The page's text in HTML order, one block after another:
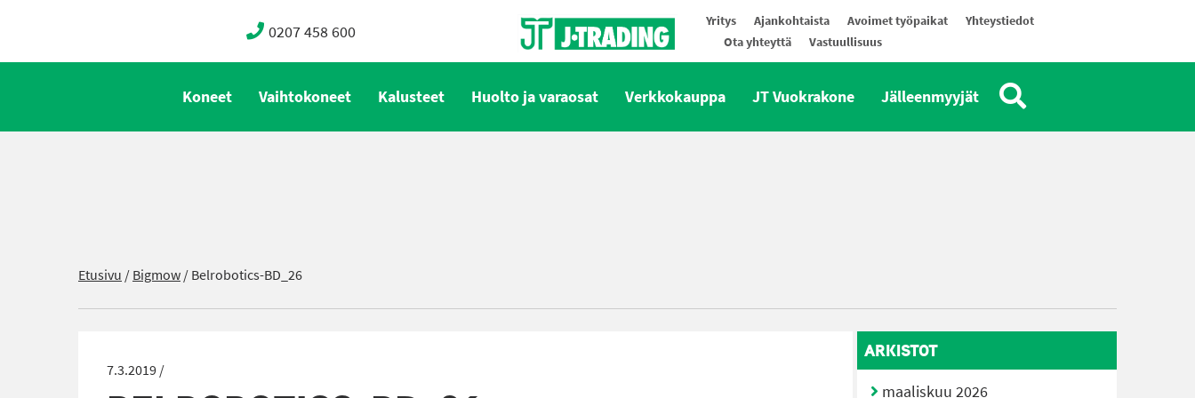
0207 458 600 Yritys Ajankohtaista Avoimet työpaikat
Yhteystiedot
Ota yhteyttä
Vastuullisuus
Koneet Vaihtokoneet Kalusteet Huolto ja varaosat Verkkokauppa JT Vuokrakone Jälleenmyyjät
Etusivu /Bigmow/Belrobotics-BD_26
7.3.2019 /
ARKISTOT
maaliskuu 2026